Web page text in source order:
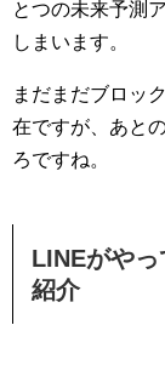
とつの未来予測
しまいます。
まだまだブロッ
在ですが、あと
ろですね。
LINEがや
紹介